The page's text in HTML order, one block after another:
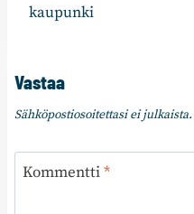
kaupunki
Vastaa
Sähköpostiosoitettasi ei julkaista.
Kommentti*